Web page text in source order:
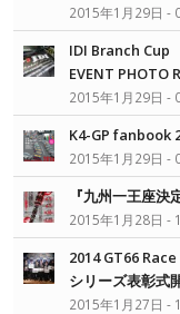
2015年1月29日 -
IDI Branch Cup
EVENT PHOTO
2015年1月29日 -
K4-GP fanbook
2015年1月29日 -
『九州一王座決
2015年1月28日 -
2014 GT66
シリーズ表彰式
2015年1月27日 -